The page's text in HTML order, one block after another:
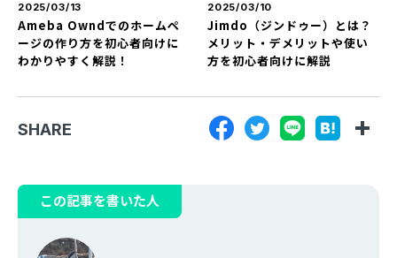
2025/03/13
Ameba Owndでのホームペ
ージの作り方を初心者向けに
わかりやすく解説！
2025/03/10
Jimdo（ジンドゥー）とは？
メリット・デメリットや使い
方を初心者向けに解説
SHARE
この記事を書いた人